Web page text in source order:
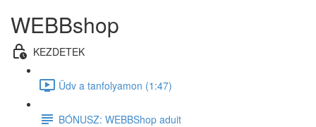
WEBBshop
KEZDETEK
Üdv a tanfolyamon (1:47)
BÓNUSZ: WEBBShop aduit